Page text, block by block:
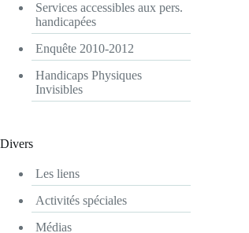
Services accessibles aux pers.
handicapées
Enquête 2010-2012
Handicaps Physiques
Invisibles
Divers
Les liens
Activités spéciales
Médias